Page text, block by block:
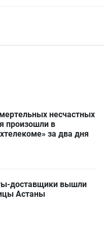
несчастных
произошли в
за два дня
доставщики вышли
Астаны